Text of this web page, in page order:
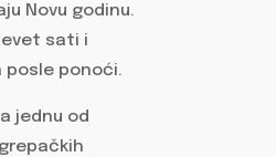
Novu godinu.
sati i
ponoći.
jednu od